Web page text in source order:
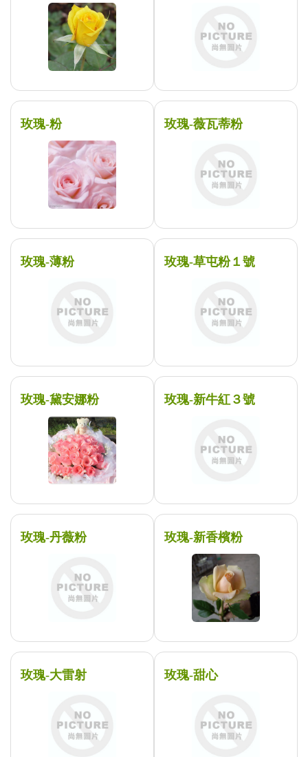
玫瑰-粉 玫瑰-薇瓦蒂粉
玫瑰-薄粉 玫瑰-草屯粉１號
玫瑰-黛安娜粉 玫瑰-新牛紅３號
玫瑰-丹薇粉 玫瑰-新香檳粉
玫瑰-大雷射 玫瑰-甜心